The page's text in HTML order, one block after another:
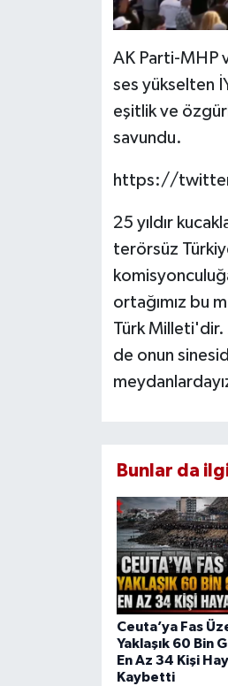
AK Parti-MHP
ses yükselten
eşitlik ve
savundu.
https://
25 yıldır
terörsüz
ortağımız bu
Türk Milleti'dir.
de onun
Bunlar da
Ceuta’ya Fas
Yaklaşık 60 Bin
En Az 34 Kişi
Kaybetti